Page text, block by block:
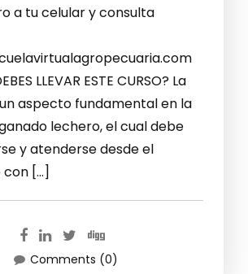
a tu celular y consulta
LLEVAR ESTE CURSO? La
aspecto fundamental en la
lechero, el cual debe
y atenderse desde el
[…]
Comments (0)